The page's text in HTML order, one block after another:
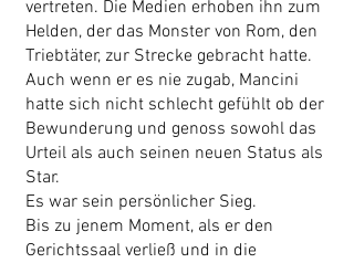
vertreten. Die Medien erhoben ihn zum
Helden, der das Monster von Rom, den
Triebtäter, zur Strecke gebracht hatte.
Auch wenn er es nie zugab, Mancini
hatte sich nicht schlecht gefühlt ob der
Bewunderung und genoss sowohl das
Urteil als auch seinen neuen Status als
Star.
Es war sein persönlicher Sieg.
Bis zu jenem Moment, als er den
Gerichtssaal verließ und in die